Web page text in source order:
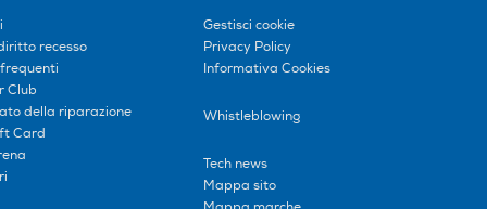
recesso
Club
della riparazione
Card
Gestisci cookie
Privacy Policy
Informativa Cookies
Whistleblowing
Tech news
Mappa sito